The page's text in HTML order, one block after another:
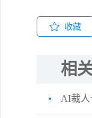
收藏
相
AI裁